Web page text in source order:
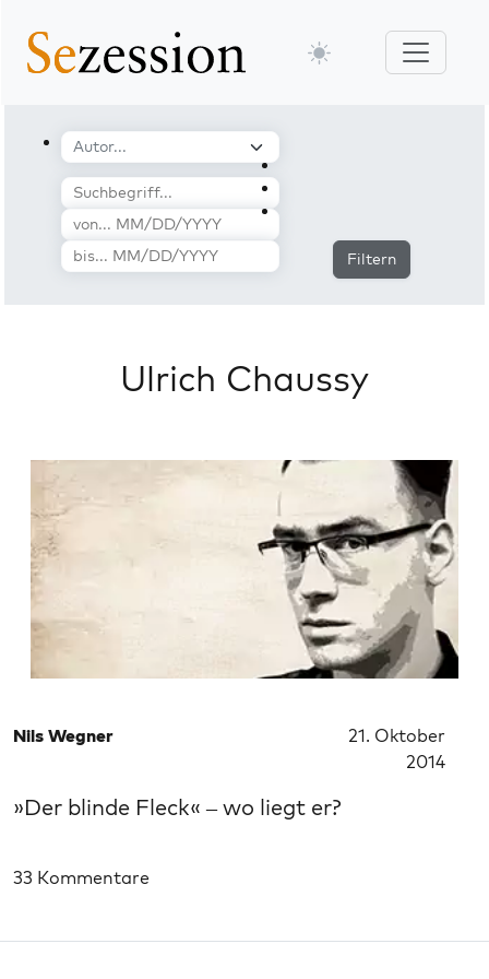
Filtern
Ulrich Chaussy
Nils Wegner
21. Oktober
2014
»Der blinde Fleck« – wo liegt er?
33 Kommentare